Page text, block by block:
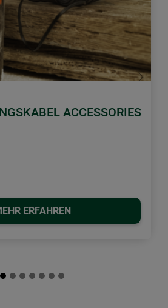
ACCESSORIES
ERFAHREN
Weiter